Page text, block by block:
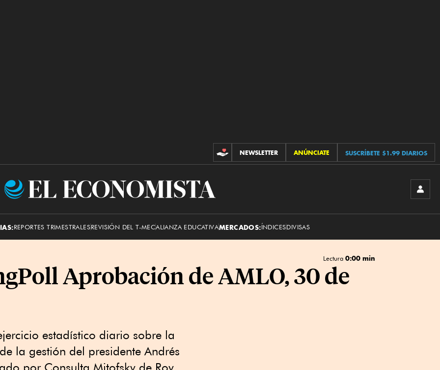
CONTRIBUCIONES
NEWSLETTER ANÚNCIATE SUSCRÍBETE $1.99 DIARIOS
El
REPORTES TRIMESTRALESREVISIÓN DEL T-MECALIANZA EDUCATIVAMERCADOS:ÍNDICESDIVISAS
Lectura 0:00 min
Aprobación de AMLO, 30 de
estadístico diario sobre la
la gestión del presidente Andrés